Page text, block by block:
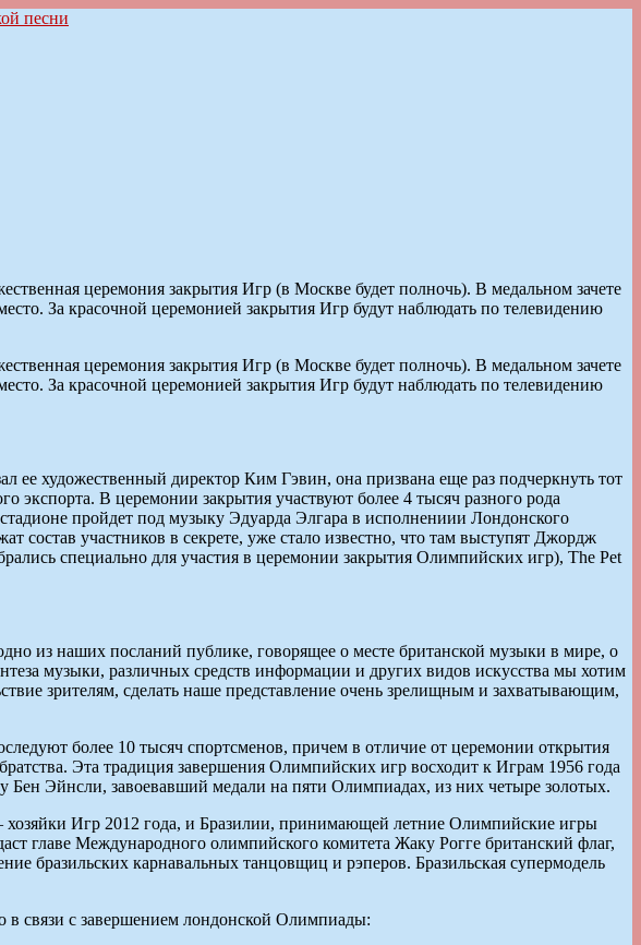
церемония закрытия Игр (в Москве будет полночь). В медальном зачете
За красочной церемонией закрытия Игр будут наблюдать по телевидению
церемония закрытия Игр (в Москве будет полночь). В медальном зачете
За красочной церемонией закрытия Игр будут наблюдать по телевидению
художественный директор Ким Гэвин, она призвана еще раз подчеркнуть тот
экспорта. В церемонии закрытия участвуют более 4 тысяч разного рода
пройдет под музыку Эдуарда Элгара в исполнениии Лондонского
участников в секрете, уже стало известно, что там выступят Джордж
специально для участия в церемонии закрытия Олимпийских игр), The Pet
из наших посланий публике, говорящее о месте британской музыки в мире, о
музыки, различных средств информации и других видов искусства мы хотим
зрителям, сделать наше представление очень зрелищным и захватывающим,
более 10 тысяч спортсменов, причем в отличие от церемонии открытия
Эта традиция завершения Олимпийских игр восходит к Играм 1956 года
Эйнсли, завоевавший медали на пяти Олимпиадах, из них четыре золотых.
Игр 2012 года, и Бразилии, принимающей летние Олимпийские игры
главе Международного олимпийского комитета Жаку Рогге британский флаг,
бразильских карнавальных танцовщиц и рэперов. Бразильская супермодель
в связи с завершением лондонской Олимпиады: